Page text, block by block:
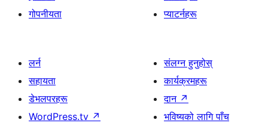
गोपनीयता
प्याटर्नहरू
लर्न
सहायता
डेभलपरहरू
WordPress.tv ↗
संलग्न हुनुहोस्
कार्यक्रमहरू
दान ↗
भविष्यको लागि पाँच